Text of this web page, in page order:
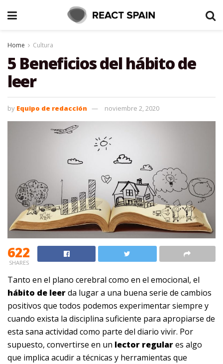
Home Cultura
5 Beneficios del hábito de
leer
by Equipo de redacción noviembre 2, 2020
622
SHARES
Tanto en el plano cerebral como en el emocional, el
hábito de leerda lugar a una buena serie de cambios
positivos que todos podemos experimentar siempre y
cuando exista la disciplina suficiente para apropiarse de
esta sana actividad como parte del diario vivir. Por
supuesto, convertirse en un lector regulares algo
que implica acudir a técnicas y herramientas que